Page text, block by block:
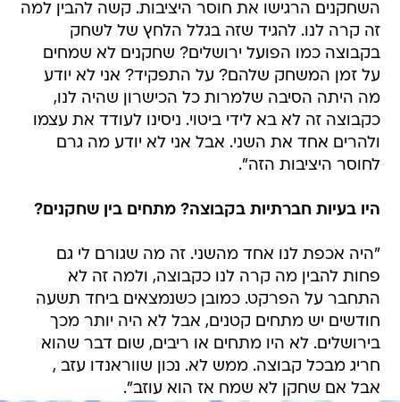
השחקנים הרגישו את חוסר היציבות. קשה להבין למה
זה קרה לנו. להגיד שזה בגלל הלחץ של לשחק
בקבוצה כמו הפועל ירושלים? שחקנים לא שמחים
על זמן המשחק שלהם? על התפקיד? אני לא יודע
מה היתה הסיבה שלמרות כל הכישרון שהיה לנו,
כקבוצה זה לא בא לידי ביטוי. ניסינו לעודד את עצמו
ולהרים אחד את השני. אבל אני לא יודע מה גרם
לחוסר היציבות הזה".
היו בעיות חברתיות בקבוצה? מתחים בין שחקנים?
"היה אכפת לנו אחד מהשני. זה מה שגורם לי גם
פחות להבין מה קרה לנו כקבוצה, ולמה זה לא
התחבר על הפרקט. כמובן כשנמצאים ביחד תשעה
חודשים יש מתחים קטנים, אבל לא היה יותר מכך
בירושלים. לא היו מתחים או ריבים, שום דבר שהוא
חריג מבכל קבוצה. ממש לא. נכון שווראנדו עזב ,
אבל אם שחקן לא שמח אז הוא עוזב".